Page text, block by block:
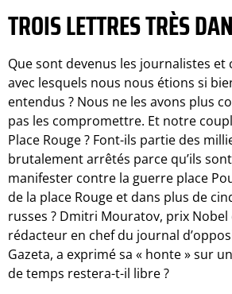
TROIS LETTRES TRÈS
Que sont devenus les journalistes et
avec lesquels nous nous étions si
entendus ? Nous ne les avons plus
pas les compromettre. Et notre
Place Rouge ? Font-ils partie des
brutalement arrêtés parce qu’ils
manifester contre la guerre place
de la place Rouge et dans plus de
russes ? Dmitri Mouratov, prix Nobel
rédacteur en chef du journal
Gazeta, a exprimé sa « honte » sur
de temps restera-t-il libre ?